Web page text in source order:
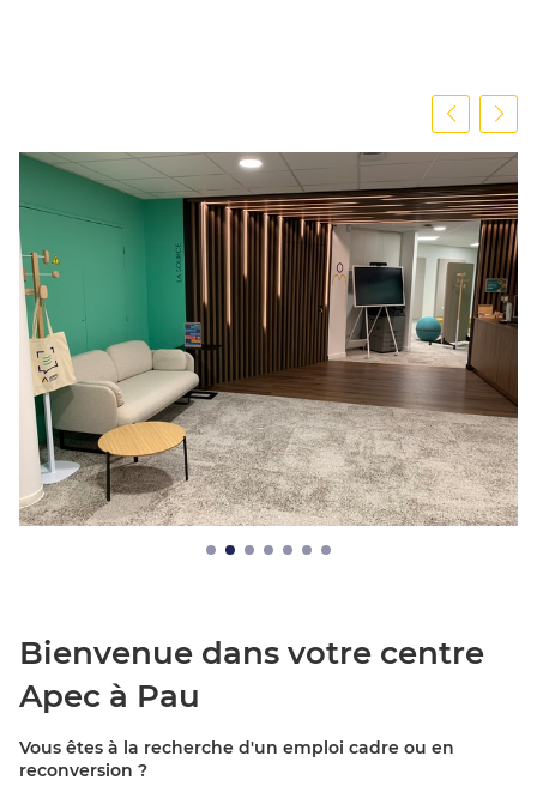
Bienvenue dans votre centre
Apec à Pau
Vous êtes à la recherche d'un emploi cadre ou en
reconversion ?